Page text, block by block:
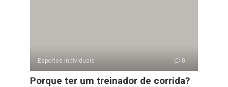
Esportes individuais 0
Porque ter um treinador de corrida?